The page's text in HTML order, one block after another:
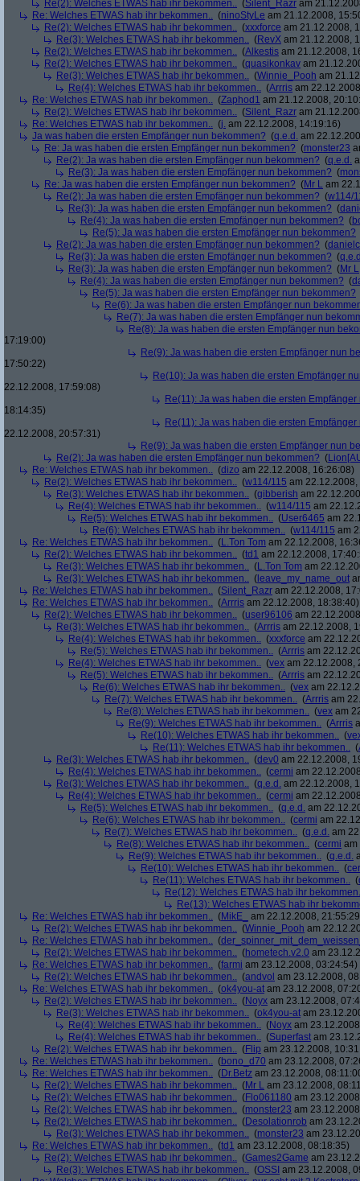
Re(2): Welches ETWAS hab ihr bekommen.. (Silent_Razr am
Re: Welches ETWAS hab ihr bekommen.. (ninoStyLe am 21.12.2008,
Re(2): Welches ETWAS hab ihr bekommen.. (xxxforce am 21.12.2008,
Re(3): Welches ETWAS hab ihr bekommen.. (RevX am 21.12.2008,
Re(2): Welches ETWAS hab ihr bekommen.. (Alkestis am 21.12.2008,
Re(2): Welches ETWAS hab ihr bekommen.. (quasikonkav am
Re(3): Welches ETWAS hab ihr bekommen.. (Winnie_Pooh am
Re(4): Welches ETWAS hab ihr bekommen.. (Arrris am
Re: Welches ETWAS hab ihr bekommen.. (Zaphod1 am 21.12.2008,
Re(2): Welches ETWAS hab ihr bekommen.. (Silent_Razr am
Re: Welches ETWAS hab ihr bekommen.. (j. am 22.12.2008, 14:19:16)
Ja was haben die ersten Empfänger nun bekommen? (q.e.d. am
Re: Ja was haben die ersten Empfänger nun bekommen? (monster23
Re(2): Ja was haben die ersten Empfänger nun bekommen? (q.e.d.
Re(3): Ja was haben die ersten Empfänger nun bekommen? (
Re: Ja was haben die ersten Empfänger nun bekommen? (Mr L am
Re(2): Ja was haben die ersten Empfänger nun bekommen? (w114/
Re(3): Ja was haben die ersten Empfänger nun bekommen? (
Re(4): Ja was haben die ersten Empfänger nun bekommen? (
Re(5): Ja was haben die ersten Empfänger nun bekommen?
Re(2): Ja was haben die ersten Empfänger nun bekommen? (
Re(3): Ja was haben die ersten Empfänger nun bekommen? (
Re(3): Ja was haben die ersten Empfänger nun bekommen? (Mr L
Re(4): Ja was haben die ersten Empfänger nun bekommen? (
Re(5): Ja was haben die ersten Empfänger nun bekommen?
Re(6): Ja was haben die ersten Empfänger nun
Re(7): Ja was haben die ersten Empfänger nun
Re(8): Ja was haben die ersten Empfänger nun
17:19:00)
Re(9): Ja was haben die ersten Empfänger nun
17:50:22)
Re(10): Ja was haben die ersten Empfänger
22.12.2008, 17:59:08)
Re(11): Ja was haben die ersten
18:14:35)
Re(11): Ja was haben die ersten
22.12.2008, 20:57:31)
Re(9): Ja was haben die ersten Empfänger nun
Re(2): Ja was haben die ersten Empfänger nun bekommen? (
Re: Welches ETWAS hab ihr bekommen.. (dizo am 22.12.2008, 16:26:08)
Re(2): Welches ETWAS hab ihr bekommen.. (w114/115 am
Re(3): Welches ETWAS hab ihr bekommen.. (gibberish am
Re(4): Welches ETWAS hab ihr bekommen.. (w114/115 am
Re(5): Welches ETWAS hab ihr bekommen.. (User6465 am
Re(6): Welches ETWAS hab ihr bekommen.. (w114/115 am
Re: Welches ETWAS hab ihr bekommen.. (L.Ton Tom am 22.12.2008,
Re(2): Welches ETWAS hab ihr bekommen.. (td1 am 22.12.2008,
Re(3): Welches ETWAS hab ihr bekommen.. (L.Ton Tom am
Re(3): Welches ETWAS hab ihr bekommen.. ( leave_my_name_out
Re: Welches ETWAS hab ihr bekommen.. (Silent_Razr am 22.12.2008,
Re: Welches ETWAS hab ihr bekommen.. (Arrris am 22.12.2008, 18:38:40)
Re(2): Welches ETWAS hab ihr bekommen.. (user96106 am
Re(3): Welches ETWAS hab ihr bekommen.. (Arrris am 22.12.2008,
Re(4): Welches ETWAS hab ihr bekommen.. (xxxforce am
Re(5): Welches ETWAS hab ihr bekommen.. (Arrris am
Re(4): Welches ETWAS hab ihr bekommen.. (vex am 22.12.2008,
Re(5): Welches ETWAS hab ihr bekommen.. (Arrris am
Re(6): Welches ETWAS hab ihr bekommen.. (vex am
Re(7): Welches ETWAS hab ihr bekommen.. (Arrris am
Re(8): Welches ETWAS hab ihr bekommen.. (vex am
Re(9): Welches ETWAS hab ihr bekommen.. (Arrris
Re(10): Welches ETWAS hab ihr bekommen.. (
Re(11): Welches ETWAS hab ihr bekommen.. (
Re(3): Welches ETWAS hab ihr bekommen.. (dev0 am 22.12.2008,
Re(4): Welches ETWAS hab ihr bekommen.. (cermi am
Re(3): Welches ETWAS hab ihr bekommen.. (q.e.d. am 22.12.2008,
Re(4): Welches ETWAS hab ihr bekommen.. (cermi am
Re(5): Welches ETWAS hab ihr bekommen.. (q.e.d. am
Re(6): Welches ETWAS hab ihr bekommen.. (cermi am
Re(7): Welches ETWAS hab ihr bekommen.. (q.e.d. am
Re(8): Welches ETWAS hab ihr bekommen.. (cermi am
Re(9): Welches ETWAS hab ihr bekommen.. (q.e.d.
Re(10): Welches ETWAS hab ihr bekommen.. (
Re(11): Welches ETWAS hab ihr bekommen.. (
Re(12): Welches ETWAS hab ihr
Re(13): Welches ETWAS hab ihr
Re: Welches ETWAS hab ihr bekommen.. (MikE_
am 22.12.2008,
Re(2): Welches ETWAS hab ihr bekommen.. (Winnie_Pooh am
Re: Welches ETWAS hab ihr bekommen.. (
Re(2): Welches ETWAS hab ihr bekommen.. (hometech.v2.0 am
Re: Welches ETWAS hab ihr bekommen.. (farmi am 23.12.2008, 03:24:54)
Re(2): Welches ETWAS hab ihr bekommen.. (andvol am 23.12.2008,
Re: Welches ETWAS hab ihr bekommen.. (ok4you-at am 23.12.2008,
Re(2): Welches ETWAS hab ihr bekommen.. (Noyx am 23.12.2008,
Re(3): Welches ETWAS hab ihr bekommen.. (ok4you-at am
Re(4): Welches ETWAS hab ihr bekommen.. (Noyx am
Re(4): Welches ETWAS hab ihr bekommen.. (Superfast am
Re(2): Welches ETWAS hab ihr bekommen.. (Flip am 23.12.2008,
Re: Welches ETWAS hab ihr bekommen.. (bono_d70 am 23.12.2008,
Re: Welches ETWAS hab ihr bekommen.. (Dr.Betz am 23.12.2008,
Re(2): Welches ETWAS hab ihr bekommen.. (Mr L am 23.12.2008,
Re(2): Welches ETWAS hab ihr bekommen.. (Flo061180 am
Re(2): Welches ETWAS hab ihr bekommen.. (monster23 am
Re(2): Welches ETWAS hab ihr bekommen.. (Desolationrob am
Re(3): Welches ETWAS hab ihr bekommen.. (monster23 am
Re: Welches ETWAS hab ihr bekommen.. (td1 am 23.12.2008, 08:18:35)
Re(2): Welches ETWAS hab ihr bekommen.. (Games2Game am
Re(3): Welches ETWAS hab ihr bekommen.. (OSSI am 23.12.2008,